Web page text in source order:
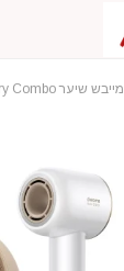
מייבש שיער Dreame Hair Glory Combo צבע לבן